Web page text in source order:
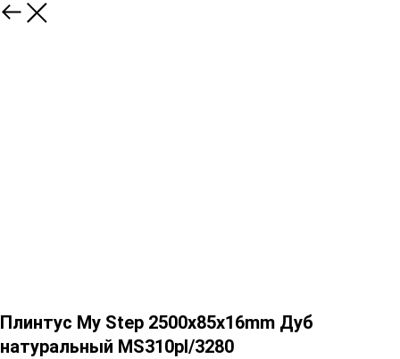
Плинтус My Step 2500х85х16mm Дуб
натуральный MS310pl/3280